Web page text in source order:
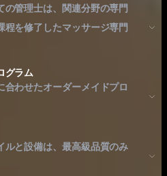
の管理士は、関連分野の専門
程を修了したマッサージ専門
グラム
合わせたオーダーメイドプロ
ルと設備は、最高級品質のみ